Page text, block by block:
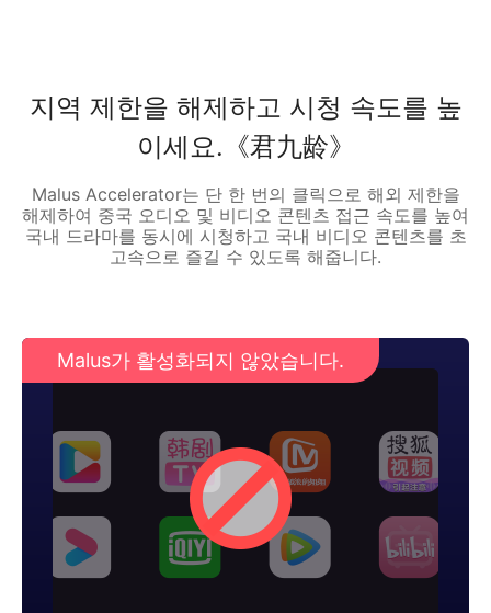
지역 제한을 해제하고 시청 속도를 높
이세요.《君九龄》
Malus Accelerator는 단 한 번의 클릭으로 해외 제한을
해제하여 중국 오디오 및 비디오 콘텐츠 접근 속도를 높여
국내 드라마를 동시에 시청하고 국내 비디오 콘텐츠를 초
고속으로 즐길 수 있도록 해줍니다.
Malus가 활성화되지 않았습니다.